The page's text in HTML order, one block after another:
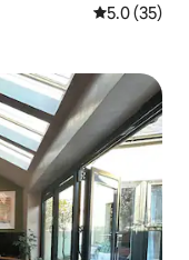
Ukadiriaji
5.0 (35)